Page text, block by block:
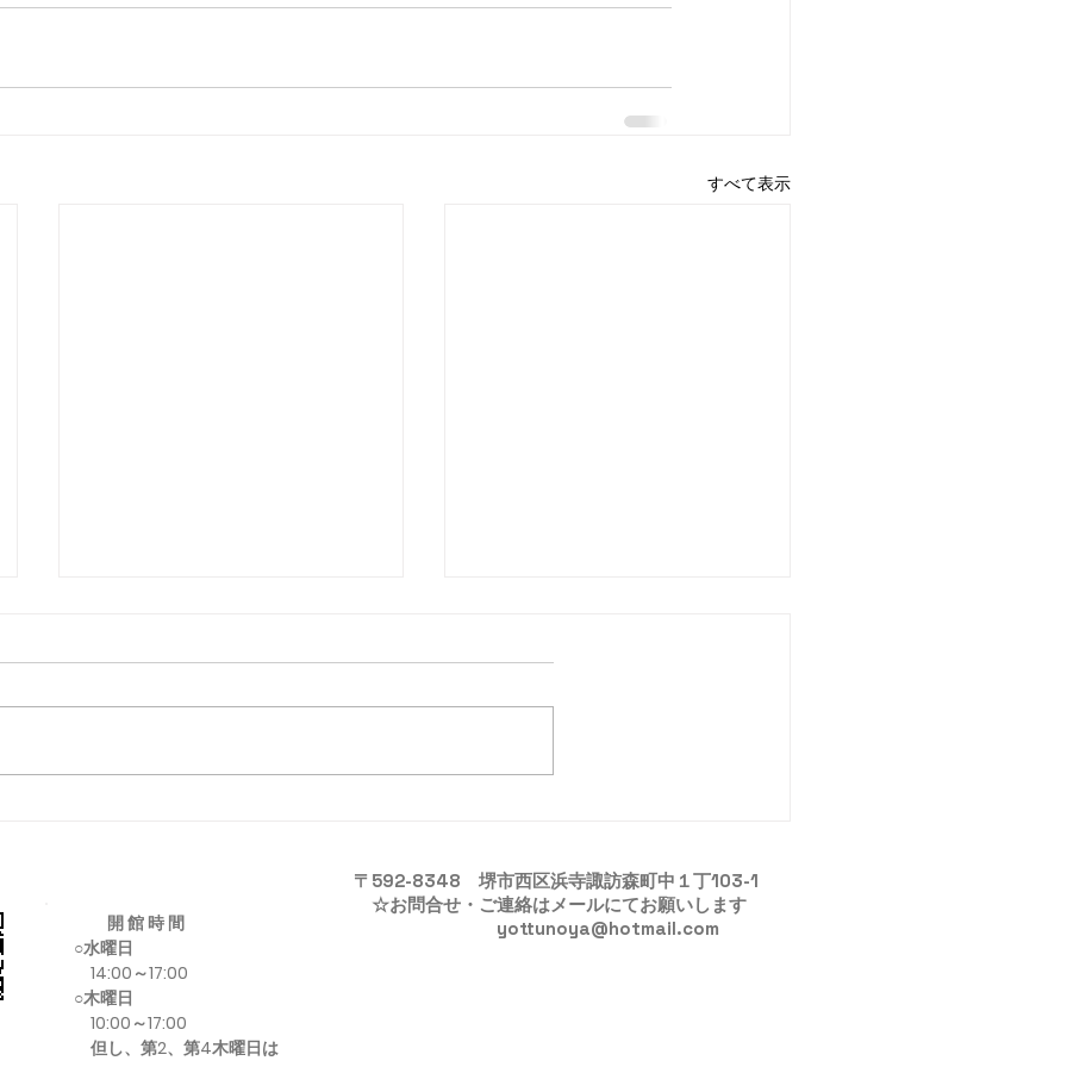
すべて表示
クリスマスおたのしみ会 おっちゃんの読み聞かせ
​〒592-8348 堺市西区浜寺諏訪森町中１丁103-1
開 館 時 間
○水曜日
14:00～17:00
○木曜日
10:00～17:00
但し、第2、第4木曜日は
​ ☆お問合せ・ご連絡はメールにてお願いします
yottunoya@hotmail.com